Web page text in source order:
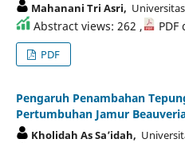
Mahanani Tri Asri,
Abstract views: 262 , PDF
PDF
Pengaruh Penambahan
Pertumbuhan Jamur
Kholidah As Sa’idah,